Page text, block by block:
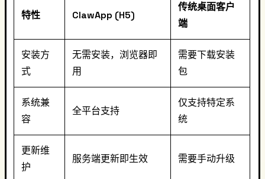
特性 ClawApp (H5)
传统桌面客户
端
安装方
式
无需安装，浏览器即
用
需要下载安装
包
系统兼
容
全平台支持
仅支持特定系
统
更新维
护
服务端更新即生效 需要手动升级